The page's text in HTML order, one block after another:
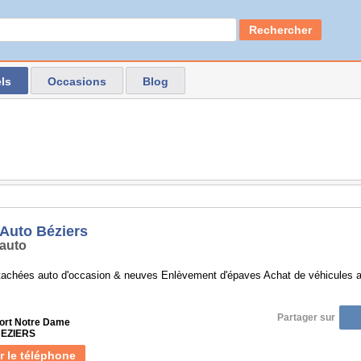
Rechercher
Occasions Blog
Béziers
auto d'occasion & neuves Enlèvement d'épaves Achat de véhicules
Notre Dame
le téléphone
Partager sur